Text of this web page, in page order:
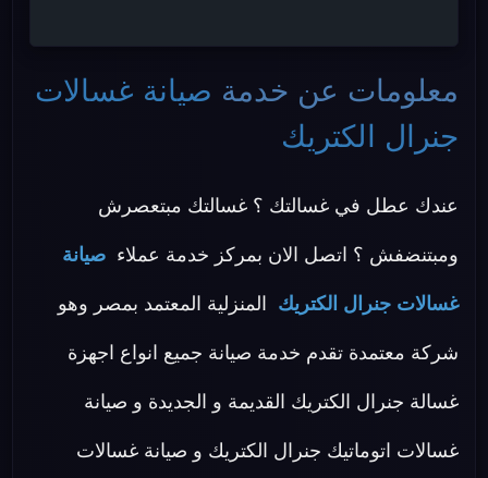
معلومات عن خدمة صيانة غسالات
جنرال الكتريك
عندك عطل في غسالتك ؟ غسالتك مبتعصرش
ومبتنضفش ؟ اتصل الان بمركز خدمة عملاء صيانة
غسالات جنرال الكتريك المنزلية المعتمد بمصر وهو
شركة معتمدة تقدم خدمة صيانة جميع انواع اجهزة
غسالة جنرال الكتريك القديمة و الجديدة و صيانة
غسالات اتوماتيك جنرال الكتريك و صيانة غسالات